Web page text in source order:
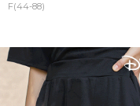
F(44-88)